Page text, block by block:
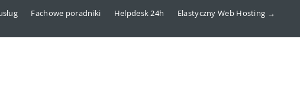
Fachowe poradniki Helpdesk 24h Elastyczny Web Hosting →